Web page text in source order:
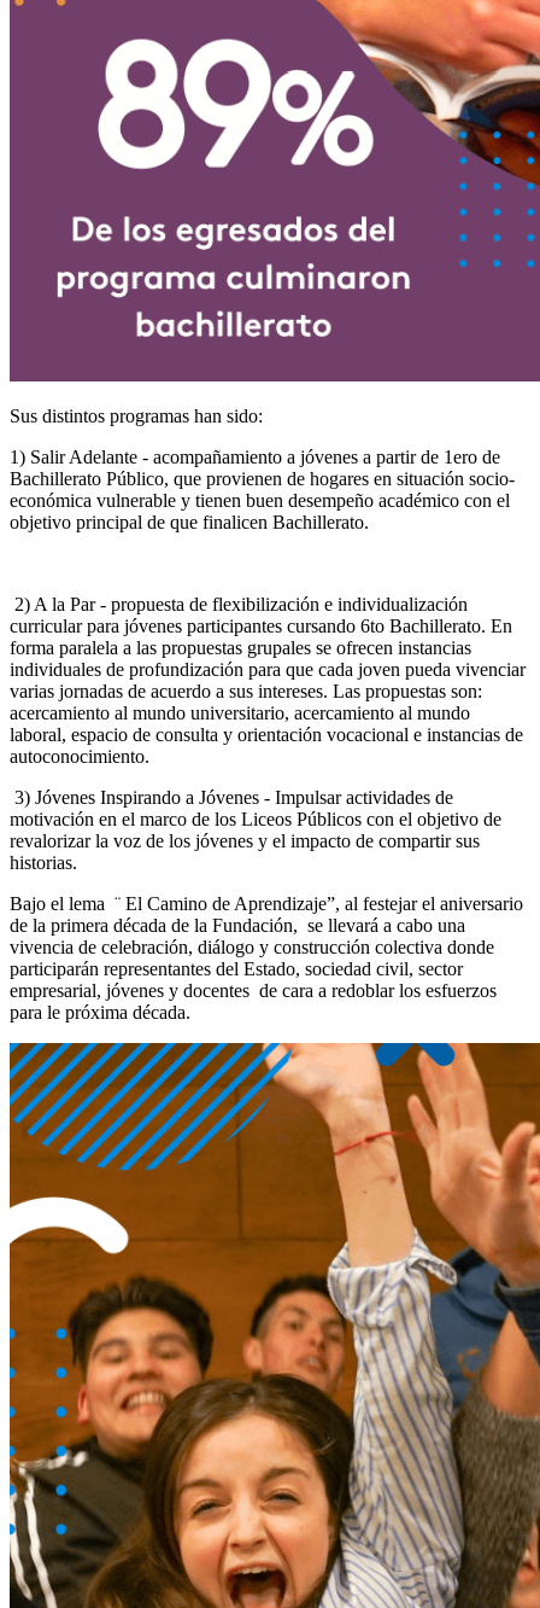
Sus distintos programas han sido:
1) Salir Adelante - acompañamiento a jóvenes a partir de 1ero de
Bachillerato Público, que provienen de hogares en situación socio-
económica vulnerable y tienen buen desempeño académico con el
objetivo principal de que finalicen Bachillerato.
2) A la Par - propuesta de flexibilización e individualización
curricular para jóvenes participantes cursando 6to Bachillerato. En
forma paralela a las propuestas grupales se ofrecen instancias
individuales de profundización para que cada joven pueda vivenciar
varias jornadas de acuerdo a sus intereses. Las propuestas son:
acercamiento al mundo universitario, acercamiento al mundo
laboral, espacio de consulta y orientación vocacional e instancias de
autoconocimiento.
3) Jóvenes Inspirando a Jóvenes - Impulsar actividades de
motivación en el marco de los Liceos Públicos con el objetivo de
revalorizar la voz de los jóvenes y el impacto de compartir sus
historias.
Bajo el lema ¨ El Camino de Aprendizaje”, al festejar el aniversario
de la primera década de la Fundación, se llevará a cabo una
vivencia de celebración, diálogo y construcción colectiva donde
participarán representantes del Estado, sociedad civil, sector
empresarial, jóvenes y docentes de cara a redoblar los esfuerzos
para le próxima década.